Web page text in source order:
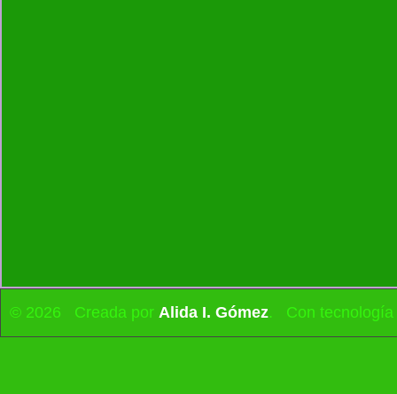
© 2026 Creada por Alida I. Gómez. Con tecnología